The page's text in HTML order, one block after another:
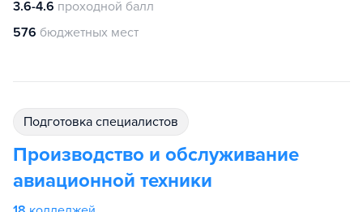
3.6-4.6 проходной балл
576 бюджетных мест
подготовка специалистов
Производство и обслуживание
авиационной техники